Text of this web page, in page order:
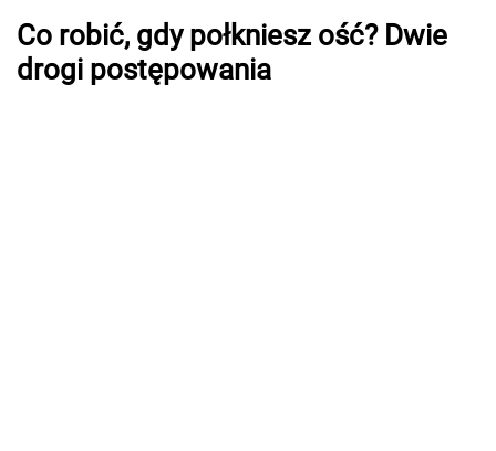
Co robić, gdy połkniesz ość? Dwie
drogi postępowania